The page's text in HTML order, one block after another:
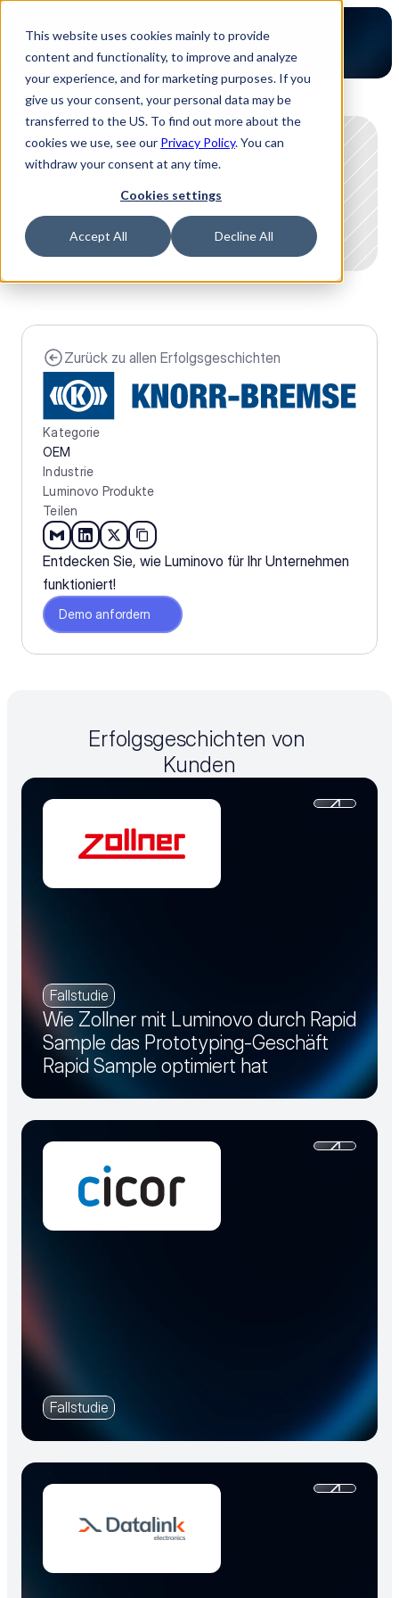
This website uses cookies mainly to provide
content and functionality, to improve and analyze
your experience, and for marketing purposes. If you
give us your consent, your personal data may be
transferred to the US. To find out more about the
cookies we use, see our Privacy Policy. You can
withdraw your consent at any time.
Cookies settings
Accept All Decline All
0 Lesezeit
Zurück zu allen Erfolgsgeschichten
Kategorie
OEM
Industrie
Luminovo Produkte
Teilen
Entdecken Sie, wie Luminovo für Ihr Unternehmen
funktioniert!
Demo anfordern
Erfolgsgeschichten von
Kunden
Fallstudie
Wie Zollner mit Luminovo durch Rapid
Sample das Prototyping-Geschäft
Rapid Sample optimiert hat
Fallstudie